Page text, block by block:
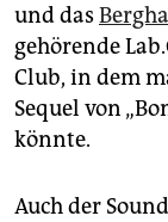
und das
gehörende
Club, in dem
Sequel von
könnte.
Auch der